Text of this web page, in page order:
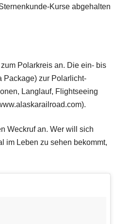
Kurse abgehalten
Polarkreis an. Die ein- bis
Package) zur Polarlicht-
Langlauf, Flightseeing
Weckruf an. Wer will sich
im Leben zu sehen bekommt,